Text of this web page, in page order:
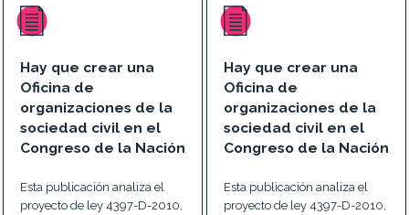
Hay que crear una
Oficina de
organizaciones de la
sociedad civil en el
Congreso de la Nación
Esta publicación analiza el
proyecto de ley 4397-D-2010,
Hay que crear una
Oficina de
organizaciones de la
sociedad civil en el
Congreso de la Nación
Esta publicación analiza el
proyecto de ley 4397-D-2010,